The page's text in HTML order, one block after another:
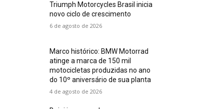
Triumph Motorcycles Brasil inicia
novo ciclo de crescimento
6 de agosto de 2026
Marco histórico: BMW Motorrad
atinge a marca de 150 mil
motocicletas produzidas no ano
do 10º aniversário de sua planta
4 de agosto de 2026